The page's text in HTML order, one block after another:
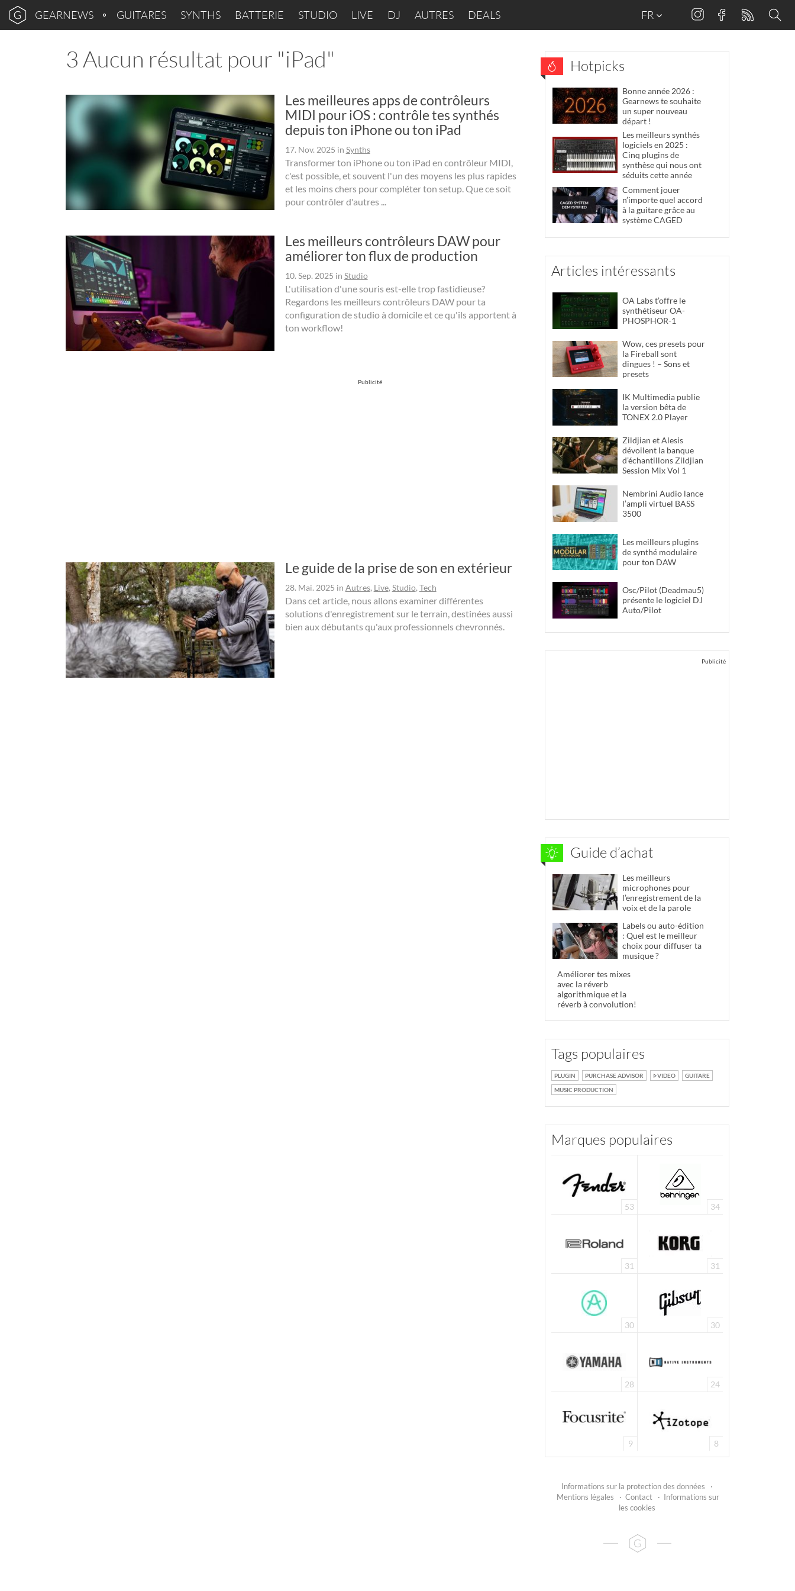
GEARNEWS GUITARES SYNTHS BATTERIE STUDIO LIVE DJ AUTRES DEALS FR
3 Aucun résultat pour "iPad"
Les meilleures apps de contrôleurs
MIDI pour iOS : contrôle tes synthés
depuis ton iPhone ou ton iPad
17. Nov. 2025 in Synths
Transformer ton iPhone ou ton iPad en contrôleur MIDI,
c'est possible, et souvent l'un des moyens les plus rapides
et les moins chers pour compléter ton setup. Que ce soit
pour contrôler d'autres ...
Les meilleurs contrôleurs DAW pour
améliorer ton flux de production
10. Sep. 2025 in Studio
L'utilisation d'une souris est-elle trop fastidieuse?
Regardons les meilleurs contrôleurs DAW pour ta
configuration de studio à domicile et ce qu'ils apportent à
ton workflow!
Publicité
Le guide de la prise de son en extérieur
28. Mai. 2025 in Autres, Live, Studio, Tech
Dans cet article, nous allons examiner différentes
solutions d'enregistrement sur le terrain, destinées aussi
bien aux débutants qu'aux professionnels chevronnés.
Hotpicks
Bonne année 2026 :
Gearnews te souhaite
un super nouveau
départ !
Les meilleurs synthés
logiciels en 2025 :
Cinq plugins de
synthèse qui nous ont
séduits cette année
Comment jouer
n’importe quel accord
à la guitare grâce au
système CAGED
Articles intéressants
OA Labs t’offre le
synthétiseur OA-
PHOSPHOR-1
Wow, ces presets pour
la Fireball sont
dingues ! – Sons et
presets
IK Multimedia publie
la version bêta de
TONEX 2.0 Player
Zildjian et Alesis
dévoilent la banque
d’échantillons Zildjian
Session Mix Vol 1
Nembrini Audio lance
l’ampli virtuel BASS
3500
Les meilleurs plugins
de synthé modulaire
pour ton DAW
Osc/Pilot (Deadmau5)
présente le logiciel DJ
Auto/Pilot
Publicité
Guide d’achat
Les meilleurs
microphones pour
l’enregistrement de la
voix et de la parole
Labels ou auto-édition
: Quel est le meilleur
choix pour diffuser ta
musique ?
Améliorer tes mixes
avec la réverb
algorithmique et la
réverb à convolution!
Tags populaires
PLUGIN PURCHASE ADVISOR VIDEO
GUITARE
MUSIC PRODUCTION
Marques populaires
53 34
31 31
30 30
28 24
9 8
Informations sur la protection des données
·
Mentions légales
· Contact · Informations sur
les cookies